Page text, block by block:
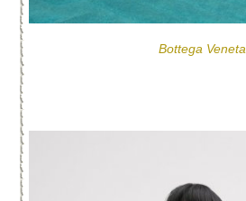
Bottega Veneta